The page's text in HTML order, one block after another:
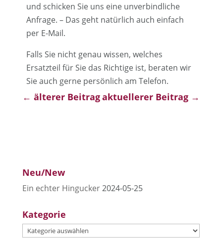
und schicken Sie uns eine unverbindliche
Anfrage. – Das geht natürlich auch einfach
per E-Mail.
Falls Sie nicht genau wissen, welches
Ersatzteil für Sie das Richtige ist, beraten wir
Sie auch gerne persönlich am Telefon.
← älterer Beitragaktuellerer Beitrag →
Neu/New
Ein echter Hingucker2024-05-25
Kategorie
Kategorie